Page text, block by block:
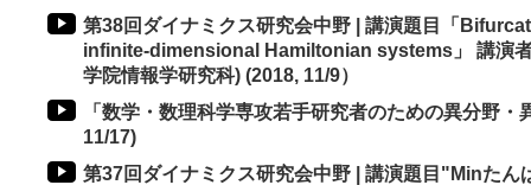
第38回ダイナミクス研究会中野 | 講演題目「
infinite-dimensional Hamiltonian systems」 講演
学院情報学研究科) (2018, 11/9）
「数学・数理科学専攻若手研究者のための異分野
11/17)
第37回ダイナミクス研究会中野 | 講演題目"Minたん